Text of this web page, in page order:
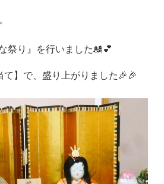
祭り』を行いました🎎💕
】で、盛り上がりました🎉🎉